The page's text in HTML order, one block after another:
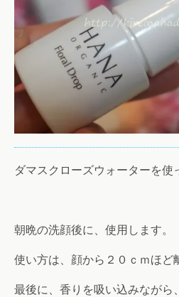
ダマスクローズウォーターを使
朝晩の洗顔後に、使用します。
使い方は、顔から２０ｃｍほど
最後に、香りを吸い込みながら